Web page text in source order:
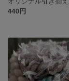
440円